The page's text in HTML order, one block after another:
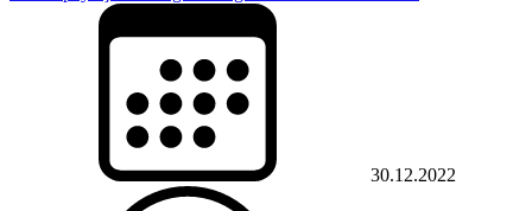
30.12.2022